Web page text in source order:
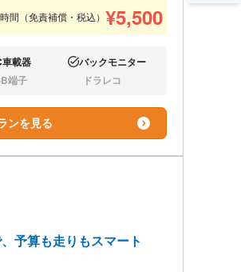
間（免責補償・税込） ¥5,500
載器 あり:バックモニター
端子 なし:ドラレコ
ンを見る
予算も走りもスマート